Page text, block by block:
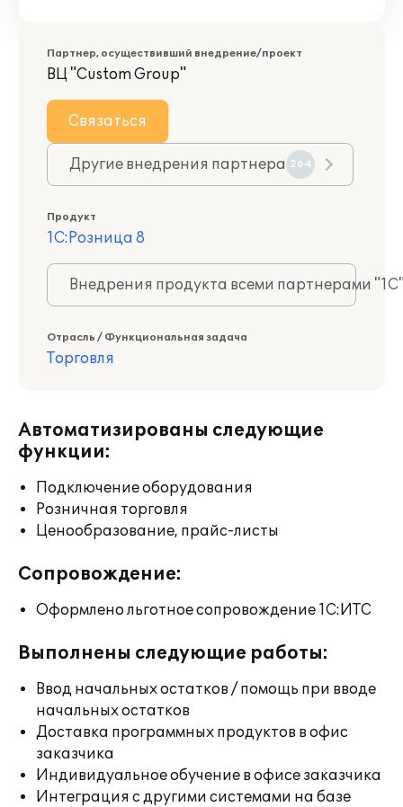
Партнер, осуществивший внедрение/проект
ВЦ "Custom Group"
Связаться
Другие внедрения партнера 264
Продукт
1С:Розница 8
Внедрения продукта всеми партнерами
Отрасль / Функциональная задача
Торговля
Автоматизированы следующие
функции:
Подключение оборудования
Розничная торговля
Ценообразование, прайс-листы
Сопровождение:
Оформлено льготное сопровождение 1С:ИТС
Выполнены следующие работы:
Ввод начальных остатков / помощь при вводе
начальных остатков
Доставка программных продуктов в офис
заказчика
Индивидуальное обучение в офисе заказчика
Интеграция с другими системами на базе